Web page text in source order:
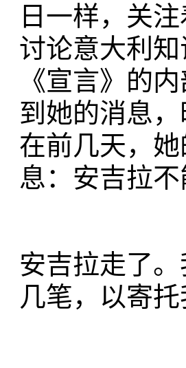
日一样，关
讨论意大利
《宣言》的
到她的消息
在前几天，
息：安吉拉
安吉拉走了
几笔，以寄